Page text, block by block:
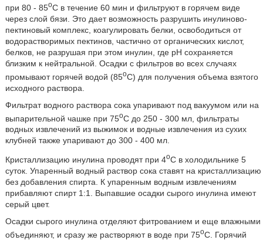
при 80 - 85oC в течение 60 мин и фильтруют в горячем виде
через слой бязи. Это дает возможность разрушить инулиново-
пектиновый комплекс, коагулировать белки, освободиться от
водорастворимых пектинов, частично от органических кислот,
белков, не разрушая при этом инулин, где pH сохраняется
близким к нейтральной. Осадки с фильтров во всех случаях
промывают горячей водой (85oC) для получения объема взятого
исходного раствора.
Фильтрат водного раствора сока упаривают под вакуумом или на
выпарительной чашке при 75oC до 250 - 300 мл, фильтраты
водных извлечений из выжимок и водные извлечения из сухих
клубней также упаривают до 300 - 400 мл.
Кристаллизацию инулина проводят при 4oC в холодильнике 5
суток. Упаренный водный раствор сока ставят на кристаллизацию
без добавления спирта. К упаренным водным извлечениям
прибавляют спирт 1:1. Выпавшие осадки сырого инулина имеют
серый цвет.
Осадки сырого инулина отделяют фитрованием и еще влажными
объединяют, и сразу же растворяют в воде при 75oC. Горячий